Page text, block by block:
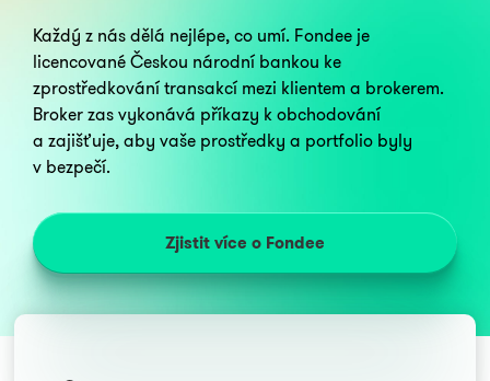
Každý z nás dělá nejlépe, co umí. Fondee je
licencované Českou národní bankou ke
zprostředkování transakcí mezi klientem a brokerem.
Broker zas vykonává příkazy k obchodování
a zajišťuje, aby vaše prostředky a portfolio byly
v bezpečí.
Zjistit více o Fondee